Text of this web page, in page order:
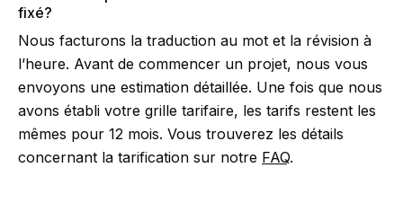
fixé?
Nous facturons la traduction au mot et la révision à
l’heure. Avant de commencer un projet, nous vous
envoyons une estimation détaillée. Une fois que nous
avons établi votre grille tarifaire, les tarifs restent les
mêmes pour 12 mois. Vous trouverez les détails
concernant la tarification sur notre FAQ.